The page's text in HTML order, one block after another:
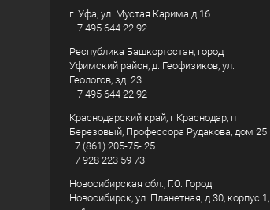
г. Уфа, ул. Мустая Карима д.16
+ 7 495 644 22 92
Республика Башкортостан, город
Уфимский район, д. Геофизиков, ул.
Геологов, зд. 23
+ 7 495 644 22 92
Краснодарский край, г Краснодар, п
Березовый, Профессора Рудакова, дом 25
+7 (861) 205-75- 25
+7 928 223 59 73
Новосибирская обл., Г.О. Город
Новосибирск, ул. Планетная, д.30, корпус 1,